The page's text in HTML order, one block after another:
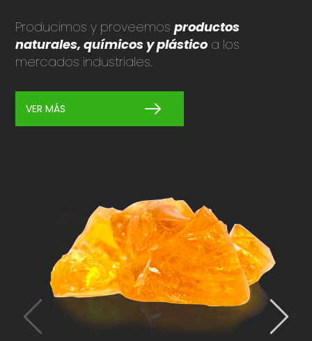
Producimos y proveemosproductos
naturales, químicos y plástico a los
mercados industriales.
VER MÁS